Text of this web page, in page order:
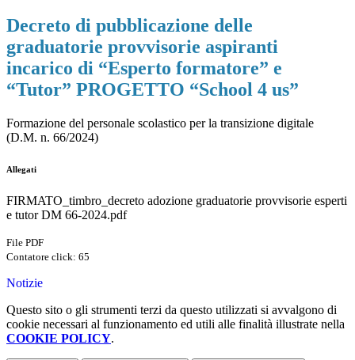
Decreto di pubblicazione delle
graduatorie provvisorie aspiranti
incarico di “Esperto formatore” e
“Tutor” PROGETTO “School 4 us”
Formazione del personale scolastico per la transizione digitale
(D.M. n. 66/2024)
Allegati
FIRMATO_timbro_decreto adozione graduatorie provvisorie esperti
e tutor DM 66-2024.pdf
File PDF
Contatore click: 65
Notizie
Questo sito o gli strumenti terzi da questo utilizzati si avvalgono di
cookie necessari al funzionamento ed utili alle finalità illustrate nella
COOKIE POLICY.